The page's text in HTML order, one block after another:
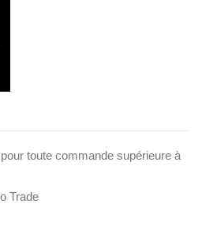
toute commande supérieure à
Trade